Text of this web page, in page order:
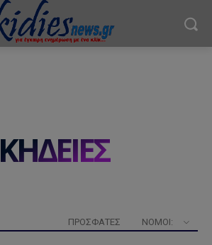
ΚΗΔΕΙΕΣ
ΠΡΟΣΦΑΤΕΣ ΝΟΜΟΊ: